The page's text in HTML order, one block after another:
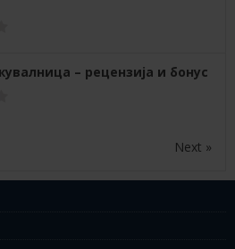
– рецензија и бонус
Next »